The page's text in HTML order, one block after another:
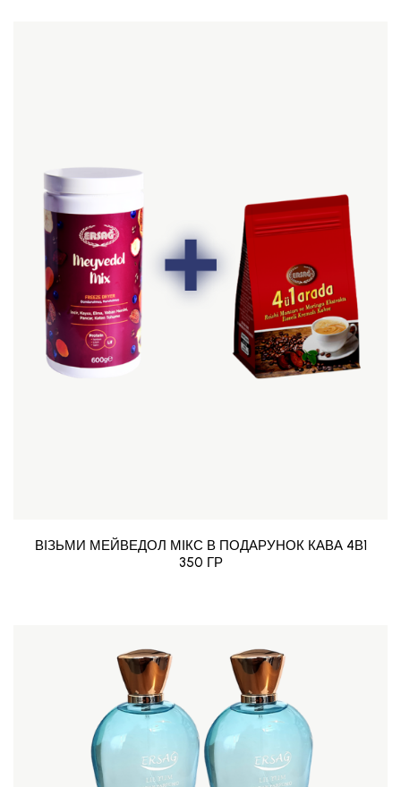
ВІЗЬМИ МЕЙВЕДОЛ МІКС В ПОДАРУНОК КАВА 4В1
350 ГР